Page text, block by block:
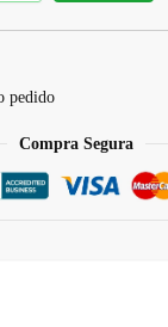
pedido
Compra Segura